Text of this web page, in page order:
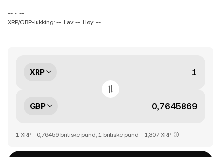
-- ~ --
XRP/GBP-lukking: -- Lav: -- Høy: --
XRP
GBP
1 XRP = 0,76459 britiske pund, 1 britiske pund = 1,307 XRP